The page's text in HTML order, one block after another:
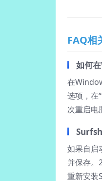
FAQ相
如何
在
选项，在
次重启电
如果自启
并保存。
重新安装